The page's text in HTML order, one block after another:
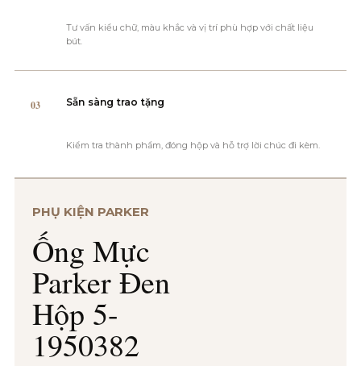
Tư vấn kiểu chữ, màu khắc và vị trí phù hợp với chất liệu
bút.
03 Sẵn sàng trao tặng
Kiểm tra thành phẩm, đóng hộp và hỗ trợ lời chúc đi kèm.
PHỤ KIỆN PARKER
Ống Mực
Parker Đen
Hộp 5-
1950382